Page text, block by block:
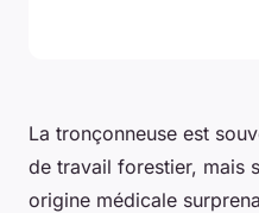
La tronçonneuse est
de travail forestier, mais
origine médicale